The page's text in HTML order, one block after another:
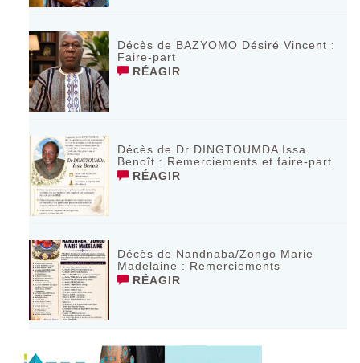
Décès de BAZYOMO Désiré Vincent :
Faire-part
RÉAGIR
Décès de Dr DINGTOUMDA Issa
Benoît : Remerciements et faire-part
RÉAGIR
Décès de Nandnaba/Zongo Marie
Madelaine : Remerciements
RÉAGIR